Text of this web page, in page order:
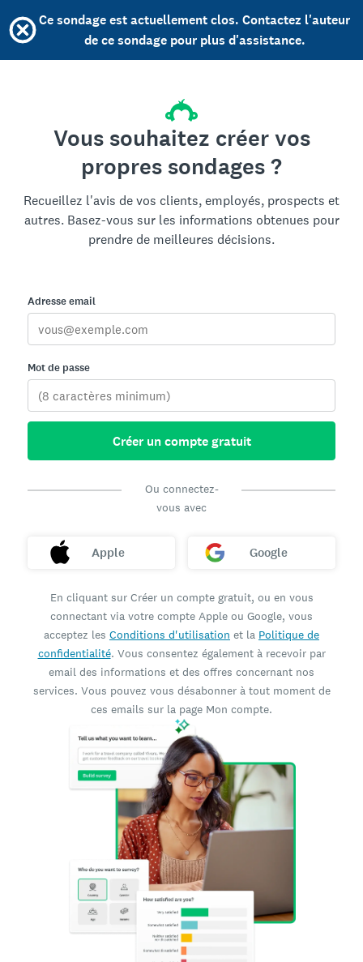
Ce sondage est actuellement clos. Contactez l'auteur
de ce sondage pour plus d'assistance.
Vous souhaitez créer vos
propres sondages ?
Recueillez l'avis de vos clients, employés, prospects et
autres. Basez-vous sur les informations obtenues pour
prendre de meilleures décisions.
Adresse email
Mot de passe
Créer un compte gratuit
Ou connectez-
vous avec
Apple Google
En cliquant sur Créer un compte gratuit, ou en vous
connectant via votre compte Apple ou Google, vous
acceptez les Conditions d'utilisation et la Politique de
confidentialité. Vous consentez également à recevoir par
email des informations et des offres concernant nos
services. Vous pouvez vous désabonner à tout moment de
ces emails sur la page Mon compte.